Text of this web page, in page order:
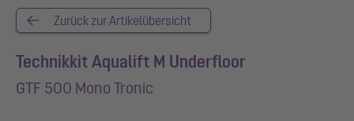
Zurück zur Artikelübersicht
Technikkit Aqualift M Underfloor
GTF 500 Mono Tronic